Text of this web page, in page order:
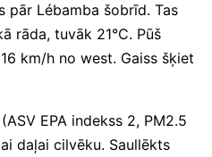
pār Lébamba šobrīd. Tas
rāda, tuvāk 21°C. Pūš
km/h no west. Gaiss šķiet
EPA indekss 2, PM2.5
daļai cilvēku. Saullēkts